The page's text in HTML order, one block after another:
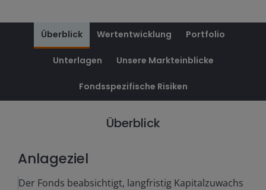
Überblick Wertentwicklung Portfolio
Unterlagen Unsere Markteinblicke
Fondsspezifische Risiken
Überblick
Anlageziel
Der Fonds beabsichtigt, langfristig Kapitalzuwachs